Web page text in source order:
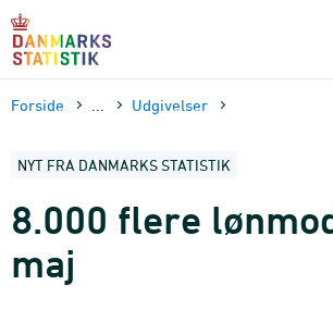
sidens
Forside Udgivelser
NYT FRA DANMARKS STATISTIK
8.000 flere
maj